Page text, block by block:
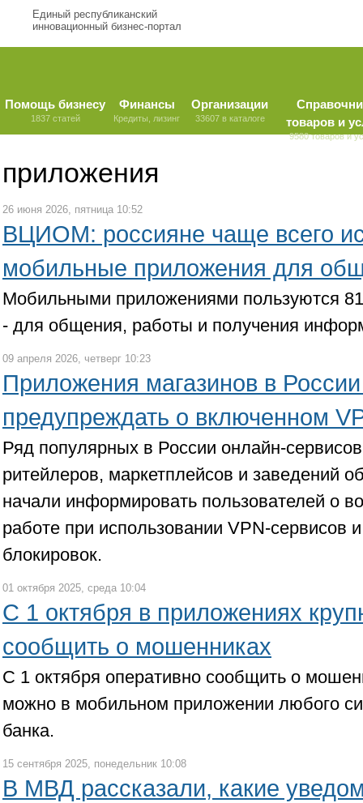
Единый республиканский
инновационный бизнес-портал
Помощь бизнесу
1837 статей
Финансы
Кредиты, лизинг
Организации
33607 в каталоге
товаров и
9580 товаров и
приложения
26 июня 2026, пятница 10:52
ВЦИОМ: россияне чаще всего
мобильные приложения для
Мобильными приложениями пользуются
- для общения, работы и получения
09 апреля 2026, четверг 10:23
Приложения магазинов в
предупреждать о включенном
Ряд популярных в России онлайн-
ритейлеров, маркетплейсов и заведений
начали информировать пользователей о
работе при использовании VPN-сервисов
блокировок.
01 октября 2025, среда 10:04
С 1 октября в приложениях
сообщить о мошенниках
С 1 октября оперативно сообщить о
можно в мобильном приложении любого
банка.
15 сентября 2025, понедельник 10:08
В МВД рассказали, какие